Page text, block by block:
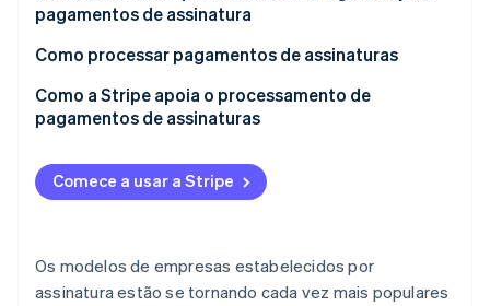
2. A tokenização criptografa as informações de
pagamento
3. O sistema de gerenciamento de assinaturas
armazena os dados da assinatura
4. O gateway e o processador de pagamento tratam
da solicitação de pagamento
6. O cliente é notificado do status do pagamento
pagamentos de assinatura
Como processar pagamentos de assinaturas
Como a Stripe apoia o processamento de
pagamentos de assinaturas
Comece a usar a Stripe
Os modelos de empresas estabelecidos por
assinatura estão se tornando cada vez mais populares